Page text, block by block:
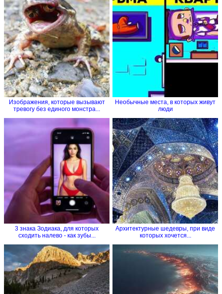
Изображения, которые вызывают
тревогу без единого монстра...
Необычные места, в которых живут
люди
3 знака Зодиака, для которых
сходить налево - как зубы...
Архитектурные шедевры, при виде
которых хочется...